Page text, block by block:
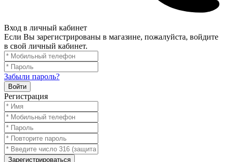
Вход в личный кабинет
Если Вы зарегистрированы в магазине, пожалуйста, войдите
в свой личный кабинет.
Забыли пароль?
Войти
Регистрация
Зарегистрироваться